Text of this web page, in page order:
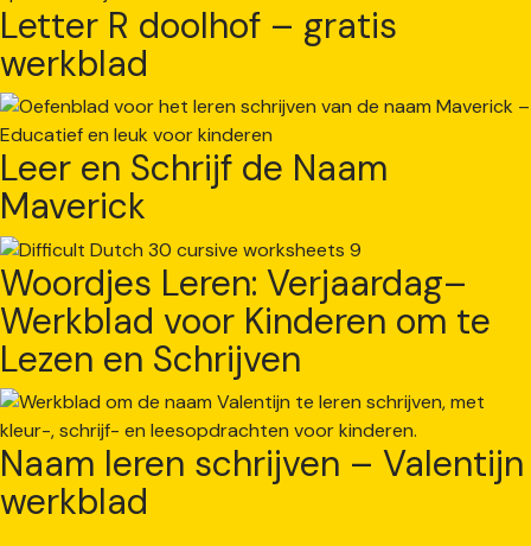
Letter R doolhof – gratis
werkblad
Leer en Schrijf de Naam
Maverick
Woordjes Leren: Verjaardag–
Werkblad voor Kinderen om te
Lezen en Schrijven
Naam leren schrijven – Valentijn
werkblad